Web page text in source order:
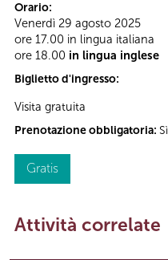
Orario:
Venerdì 29 agosto 2025
ore 17.00 in lingua italiana
ore 18.00 in lingua inglese
Biglietto d'ingresso:
Visita gratuita
Prenotazione obbligatoria: Sì
Gratis
Attività correlate